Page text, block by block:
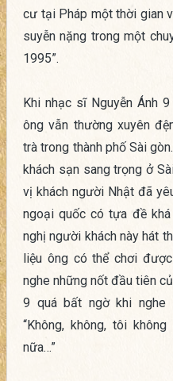
cư tại Pháp một thời gian
suyễn nặng trong một
1995”.
Khi nhạc sĩ Nguyễn Ánh
ông vẫn thường xuyên
trà trong thành phố Sài
khách sạn sang trọng ở
vị khách người Nhật đã
ngoại quốc có tựa đề
nghị người khách này hát
liệu ông có thể chơi
nghe những nốt đầu tiên
9 quá bất ngờ khi nghe
“Không, không, tôi
nữa…”